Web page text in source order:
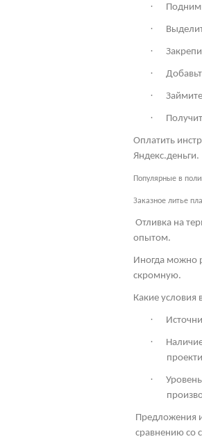
·
·
·
·
·
·
Оплатить
Яндекс.деньги.
Популярные в
Заказное литье
Отливка на
опытом.
Иногда можно
скромную.
Какие условия
·
·
·
Предложения
сравнению со